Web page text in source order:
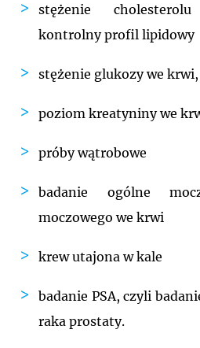
stężenie
kontrolny profil lipidowy
stężenie glukozy we krwi,
poziom kreatyniny we
próby wątrobowe
badanie ogólne
moczowego we krwi
krew utajona w kale
badanie PSA, czyli
raka prostaty.